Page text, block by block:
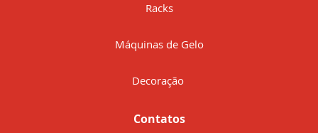
Racks
Máquinas de Gelo
Decoração
Contatos